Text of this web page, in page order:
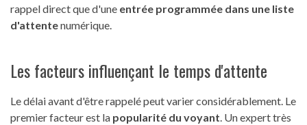
rappel direct que d'une entrée programmée dans une liste
d'attentenumérique.
Les facteurs influençant le temps d'attente
Le délai avant d'être rappelé peut varier considérablement. Le
premier facteur est la popularité du voyant. Un expert très